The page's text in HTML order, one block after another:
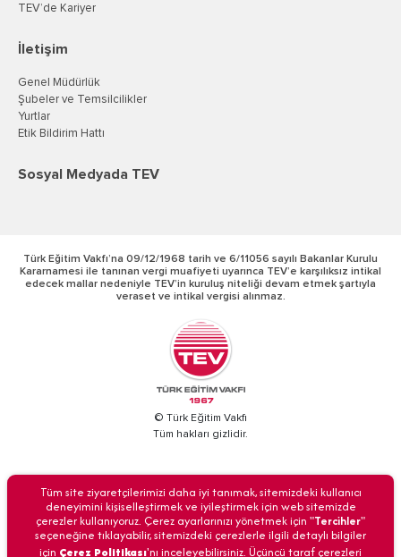
TEV’de Kariyer
İletişim
Genel Müdürlük
Şubeler ve Temsilcilikler
Yurtlar
Etik Bildirim Hattı
Sosyal Medyada TEV
Türk Eğitim Vakfı’na 09/12/1968 tarih ve 6/11056 sayılı Bakanlar Kurulu
Kararnamesi ile tanınan vergi muafiyeti uyarınca TEV’e karşılıksız intikal
edecek mallar nedeniyle TEV’in kuruluş niteliği devam etmek şartıyla
veraset ve intikal vergisi alınmaz.
© Türk Eğitim Vakfı
Tüm hakları gizlidir.
BİZİ ARAYIN
Tüm site ziyaretçilerimizi daha iyi tanımak, sitemizdeki kullanıcı
deneyimini kişiselleştirmek ve iyileştirmek için web sitemizde
çerezler kullanıyoruz. Çerez ayarlarınızı yönetmek için "Tercihler"
seçeneğine tıklayabilir, sitemizdeki çerezlerle ilgili detaylı bilgiler
için Çerez Politikası'nı inceleyebilirsiniz. Üçüncü taraf çerezleri